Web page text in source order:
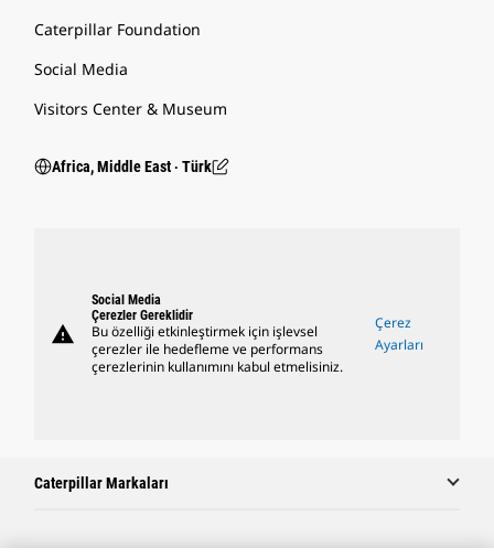
Caterpillar Foundation
Social Media
Visitors Center & Museum
Africa, Middle East ‧ Türk
warning
Social Media
Çerezler Gereklidir
Bu özelliği etkinleştirmek için işlevsel
çerezler ile hedefleme ve performans
çerezlerinin kullanımını kabul etmelisiniz.
Çerez
Ayarları
Caterpillar Markaları